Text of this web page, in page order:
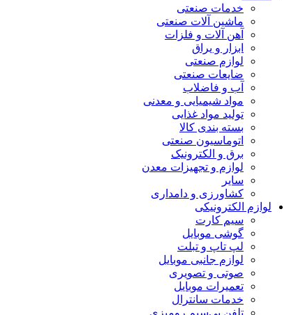
خدمات صنعتی
ماشین آلات صنعتی
آهن آلات و فلزات
ابزار و یراق
لوازم صنعتی
ضایعات صنعتی
آب و فاضلاب
مواد شیمیایی و معدنی
تولید مواد غذایی
بسته بندی کالا
اتوماسیون صنعتی
برق و الکترونیک
لوازم و تجهیزات معدن
سایر
کشاورزی و دامداری
لوازم الکترونیکی
سیم کارت
گوشی موبایل
لپ تاپ و تبلت
لوازم جانبی موبایل
صوتی و تصویری
تعمیرات موبایل
خدمات سانترال